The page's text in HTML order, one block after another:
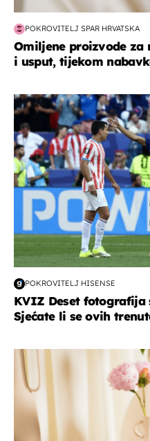
POKROVITELJ SPAR HRVATSKA
Omiljene proizvode za
i usput, tijekom
svjetsko prvenstvo 2026
POKROVITELJ HISENSE
KVIZ Deset fotografija
Sjećate li se ovih
moda & ljepota